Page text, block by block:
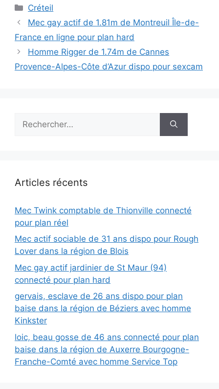
Catégories
Créteil
Mec gay actif de 1.81m de Montreuil Île-de-
France en ligne pour plan hard
Homme Rigger de 1.74m de Cannes
Provence-Alpes-Côte d’Azur dispo pour sexcam
Articles récents
Mec Twink comptable de Thionville connecté
pour plan réel
Mec actif sociable de 31 ans dispo pour Rough
Lover dans la région de Blois
Mec gay actif jardinier de St Maur (94)
connecté pour plan hard
gervais, esclave de 26 ans dispo pour plan
baise dans la région de Béziers avec homme
Kinkster
loic, beau gosse de 46 ans connecté pour plan
baise dans la région de Auxerre Bourgogne-
Franche-Comté avec homme Service Top